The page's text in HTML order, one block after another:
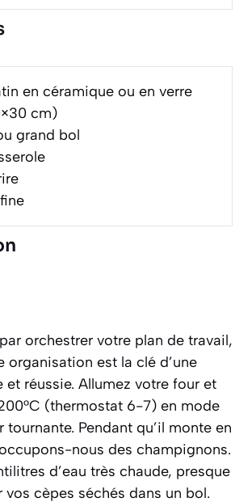
en céramique ou en verre
cm)
grand bol
orchestrer votre plan de travail,
organisation est la clé d’une
et réussie. Allumez votre four et
(thermostat 6-7) en mode
tournante. Pendant qu’il monte en
nous des champignons.
d’eau très chaude, presque
vos cèpes séchés dans un bol.